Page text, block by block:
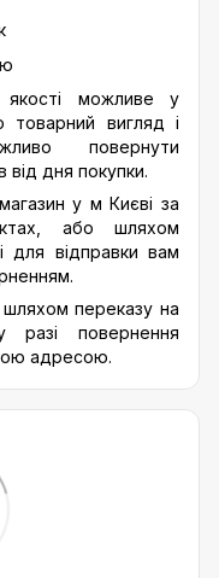
якості можливе у
вигляд і
повернути
від дня покупки.
у м Києві за
або шляхом
відправки вам
переказу на
повернення
адресою.